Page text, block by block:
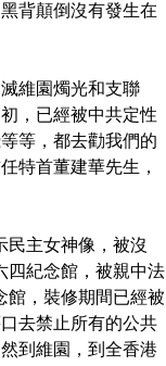
背顛倒沒有發生在
維園燭光和支聯
，已經被中共定性
等，都去勸我們的
特首董建華先生，
民主女神像，被沒
四紀念館，被親中法
館，裝修期間已經被
去禁止所有的公共
到維園，到全香港